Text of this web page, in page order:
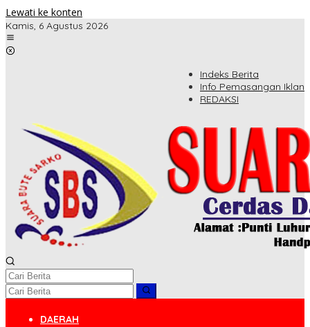
Lewati ke konten
Kamis, 6 Agustus 2026
Indeks Berita
Info Pemasangan Iklan
REDAKSI
DAERAH